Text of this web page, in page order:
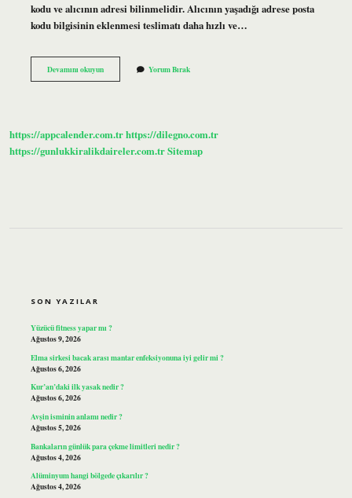
kodu ve alıcının adresi bilinmelidir. Alıcının yaşadığı adrese posta
kodu bilgisinin eklenmesi teslimatı daha hızlı ve…
Devamını okuyunAnkara
Yenimahalle
Yorum Bırak
https://appcalender.com.trhttps://dilegno.com.tr
https://gunlukkiralikdaireler.com.trSitemap
SON YAZILAR
Yüzücü fitness yapar mı ?
Ağustos 9, 2026
Elma sirkesi bacak arası mantar enfeksiyonuna iyi gelir mi ?
Ağustos 6, 2026
Kur’an’daki ilk yasak nedir ?
Ağustos 6, 2026
Avşin isminin anlamı nedir ?
Ağustos 5, 2026
Bankaların günlük para çekme limitleri nedir ?
Ağustos 4, 2026
Alüminyum hangi bölgede çıkarılır ?
Ağustos 4, 2026